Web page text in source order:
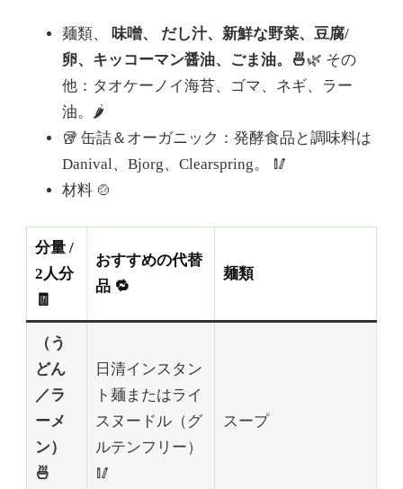
麺類、 味噌、
だし汁、新鮮な野菜、豆腐/
卵、キッコーマン醤油、ごま油。🍜🌿 その
他：タオケーノイ海苔、ゴマ、ネギ、ラー
油。🌶️
🥡 缶詰＆オーガニック：発酵食品と調味料は
Danival、Bjorg、Clearspring。 🥢
材料 🍲
分量 /
2人分
🧾
おすすめの代替
品 🔁
麺類
（う
どん
／ラ
ーメ
ン）
🍜
日清インスタン
ト麺またはライ
スヌードル（グ
ルテンフリー）
🥢
スープ